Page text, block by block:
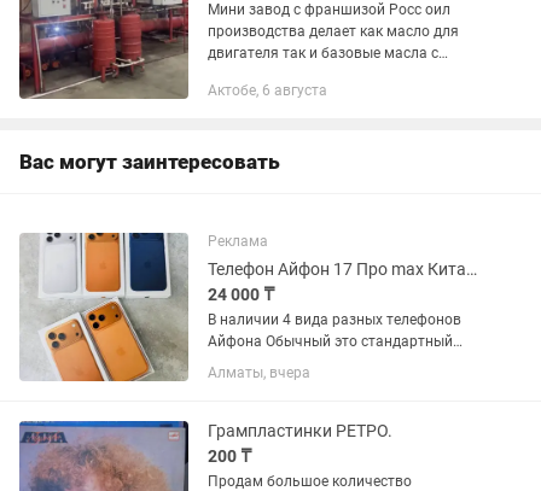
Мини завод с франшизой Росс оил
производства делает как масло для
двигателя так и базовые масла с
писать звонить на
Актобе, 6 августа
Вас могут заинтересовать
Реклама
Телефон Айфон 17 Про max Китай с завода один в один
24 000 ₸
В наличии 4 вида разных телефонов
Айфона Обычный это стандартный
размер и Мини! Находимся город
Алматы! Все телефоны Китай.
пришел разбитом состоянии, не...
Алматы, вчера
Грампластинки РЕТРО.
200 ₸
Продам большое количество